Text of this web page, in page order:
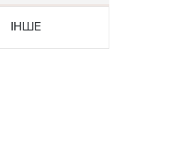
ІНШЕ